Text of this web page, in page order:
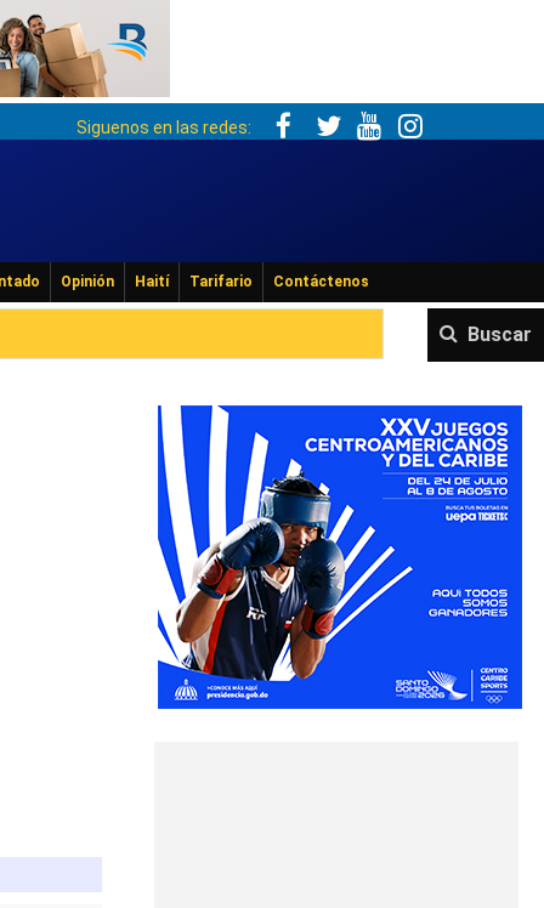
Siguenos en las redes:
Opinión Haití Tarifario Contáctenos
Buscar